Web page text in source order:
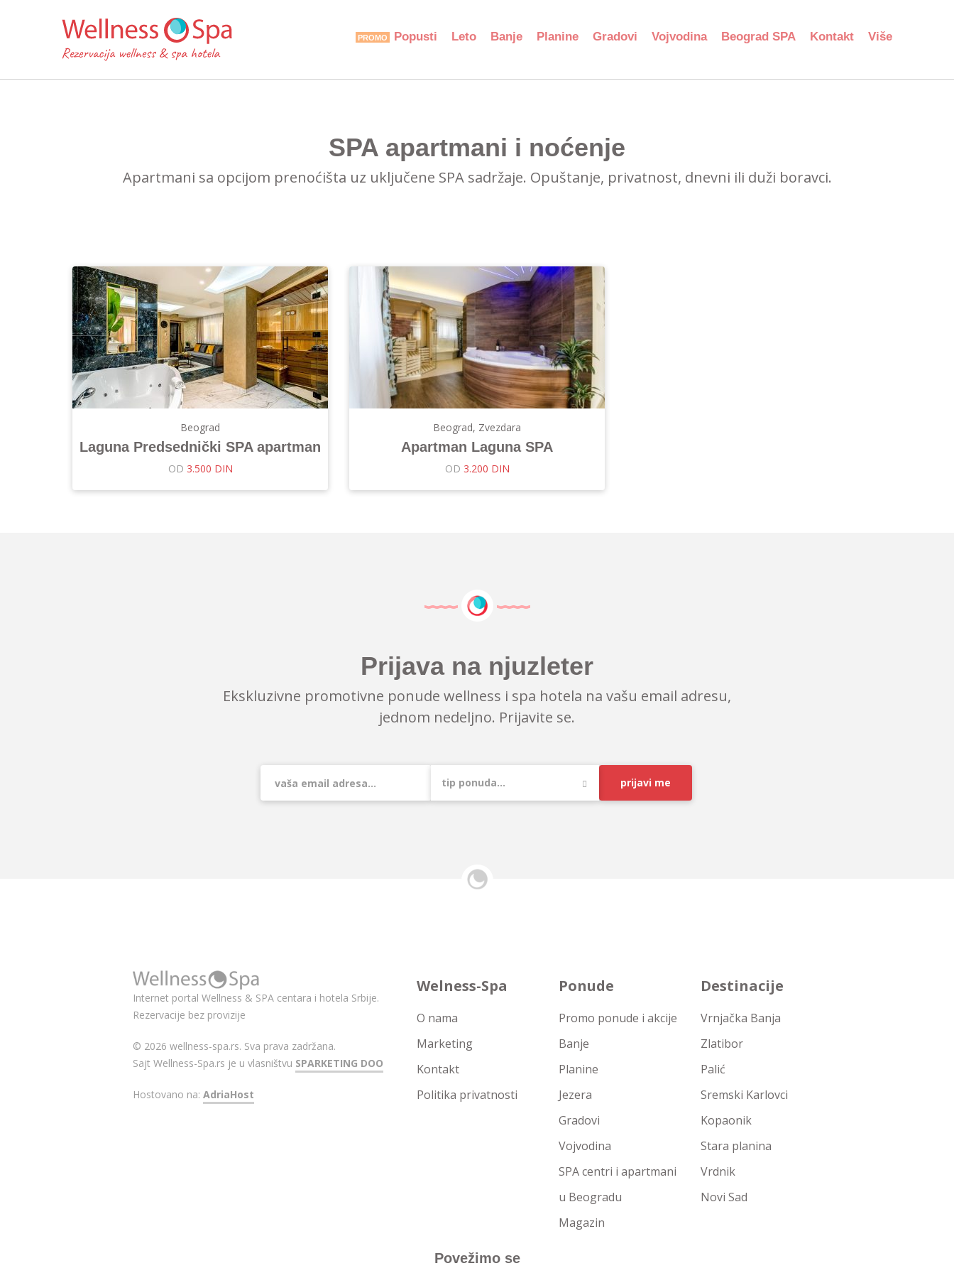
Popusti Leto Banje Planine Gradovi Vojvodina Beograd SPA Kontakt Više
SPA apartmani i noćenje
Apartmani sa opcijom prenoćišta uz uključene SPA sadržaje. Opuštanje, privatnost, dnevni ili duži boravci.
Beograd
Laguna Predsednički SPA apartman
OD 3.500 DIN
Beograd, Zvezdara
Apartman Laguna SPA
OD 3.200 DIN
Prijava na njuzleter
Ekskluzivne promotivne ponude wellness i spa hotela na vašu email adresu,
jednom nedeljno. Prijavite se.
prijavi me
Internet portal Wellness & SPA centara i hotela Srbije.
Rezervacije bez provizije
© 2026 wellness-spa.rs. Sva prava zadržana.
Sajt Wellness-Spa.rs je u vlasništvu SPARKETING DOO
Hostovano na: AdriaHost
Welness-Spa
O nama
Marketing
Kontakt
Politika privatnosti
Ponude
Promo ponude i akcije
Banje
Planine
Jezera
Gradovi
Vojvodina
SPA centri i apartmani
u Beogradu
Magazin
Destinacije
Vrnjačka Banja
Zlatibor
Palić
Sremski Karlovci
Kopaonik
Stara planina
Vrdnik
Novi Sad
Povežimo se